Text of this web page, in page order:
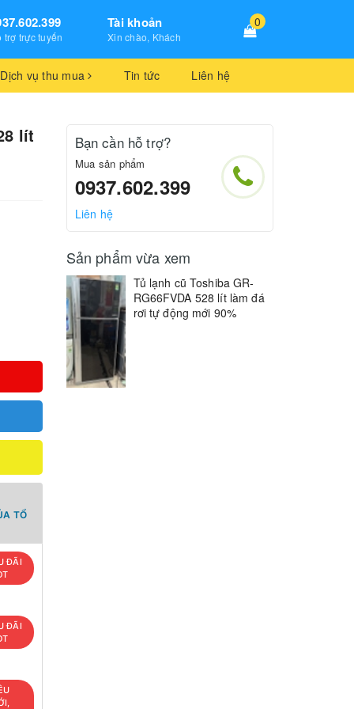
trợ trực tuyến
Tài khoản
Xin chào, Khách
0
Dịch vụ thu mua Tin tức Liên hệ
lít
TỔ
ĐÃI
ĐÃI
Bạn cần hỗ trợ?
Mua sản phẩm
0937.602.399
Liên hệ
Sản phẩm vừa xem
Tủ lạnh cũ Toshiba GR-
RG66FVDA 528 lít làm đá
rơi tự động mới 90%